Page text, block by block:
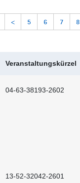
< 5 6 7 8
Veranstaltungskürzel
04-63-38193-2602
13-52-32042-2601